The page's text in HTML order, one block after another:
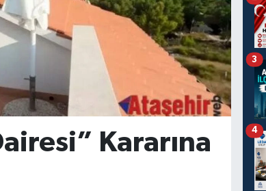
Kararına
3
4